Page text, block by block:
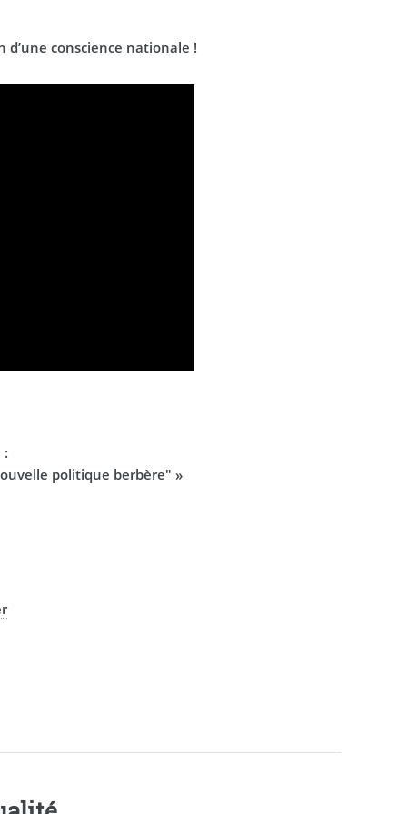
d’une conscience nationale !
:
politique berbère" »